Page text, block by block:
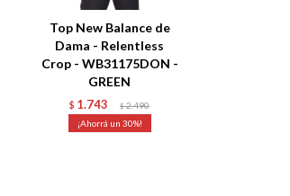
Top New Balance de
Dama - Relentless
Crop - WB31175DON -
GREEN
$ 1.743 $ 2.490
30